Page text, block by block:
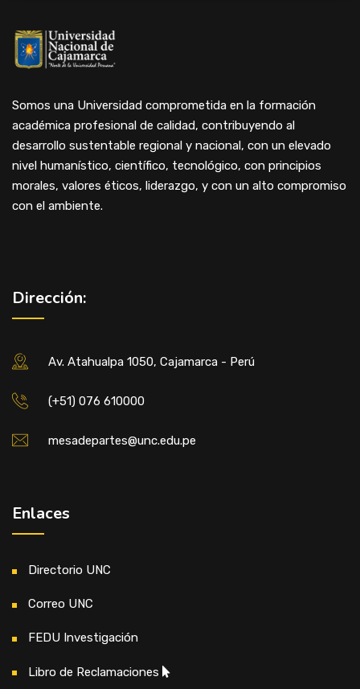
Somos una Universidad comprometida en la formación
académica profesional de calidad, contribuyendo al
desarrollo sustentable regional y nacional, con un elevado
nivel humanístico, científico, tecnológico, con principios
morales, valores éticos, liderazgo, y con un alto compromiso
con el ambiente.
Dirección:
Av. Atahualpa 1050, Cajamarca - Perú
(+51) 076 610000
mesadepartes@unc.edu.pe
Enlaces
Directorio UNC
Correo UNC
FEDU Investigación
Libro de Reclamaciones